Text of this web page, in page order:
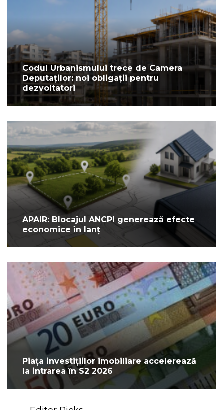
Codul Urbanismului trece de Camera
Deputaților: noi obligații pentru
dezvoltatori
APAIR: Blocajul ANCPI generează efecte
economice în lanț
Piața investițiilor imobiliare accelerează
la intrarea în S2 2026